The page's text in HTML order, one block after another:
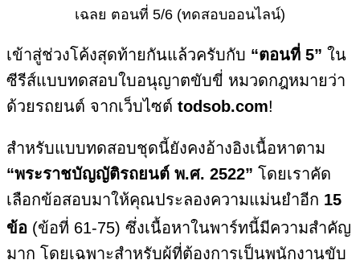
เฉลย ตอนที่ 5/6 (ทดสอบออนไลน์)
เข้าสู่ช่วงโค้งสุดท้ายกันแล้วครับกับ “ตอนที่ 5” ใน
ซีรีส์แบบทดสอบใบอนุญาตขับขี่ หมวดกฎหมายว่า
ด้วยรถยนต์ จากเว็บไซต์ todsob.com!
สำหรับแบบทดสอบชุดนี้ยังคงอ้างอิงเนื้อหาตาม
“พระราชบัญญัติรถยนต์ พ.ศ. 2522” โดยเราคัด
เลือกข้อสอบมาให้คุณประลองความแม่นยำอีก 15
ข้อ (ข้อที่ 61-75) ซึ่งเนื้อหาในพาร์ทนี้มีความสำคัญ
มาก โดยเฉพาะสำหรับผู้ที่ต้องการเป็นพนักงานขับ